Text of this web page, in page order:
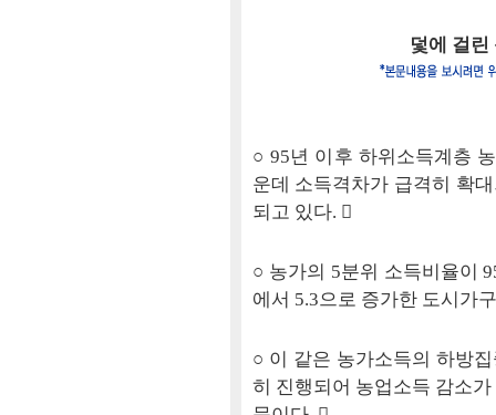
덫에 걸린
○ 95년 이후 하위소득계층
운데 소득격차가 급격히 확
되고 있다. 
○ 농가의 5분위 소득비율이
에서 5.3으로 증가한 도시가
○ 이 같은 농가소득의 하방
히 진행되어 농업소득 감소